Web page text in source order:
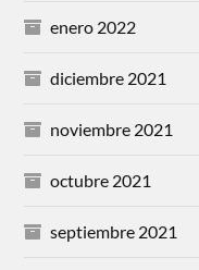
enero 2022
diciembre 2021
noviembre 2021
octubre 2021
septiembre 2021